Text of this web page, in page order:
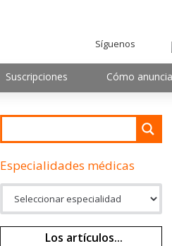
Síguenos
Suscripciones Cómo
Especialidades médicas
Los artículos...